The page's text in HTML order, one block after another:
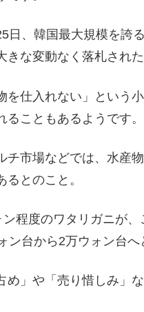
日、韓国最大規模を誇
きな変動なく落札された
を仕入れない」という
こともあるようです。
チ市場などでは、水産
とのこと。
程度のワタリガニが
ン台から2万ウォン台へ
め」や「売り惜しみ」